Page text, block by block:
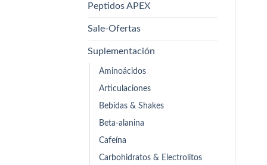
Peptidos APEX
Sale-Ofertas
Suplementación
Aminoácidos
Articulaciones
Bebidas & Shakes
Beta-alanina
Cafeína
Carbohidratos & Electrolitos